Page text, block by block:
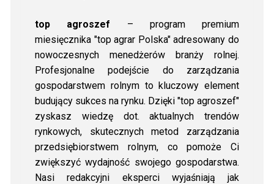
top agroszef – program premium
miesięcznika "top agrar Polska" adresowany do
nowoczesnych menedżerów branży rolnej.
Profesjonalne podejście do zarządzania
gospodarstwem rolnym to kluczowy element
budujący sukces na rynku. Dzięki "top agroszef"
zyskasz wiedzę dot. aktualnych trendów
rynkowych, skutecznych metod zarządzania
przedsiębiorstwem rolnym, co pomoże Ci
zwiększyć wydajność swojego gospodarstwa.
Nasi redakcyjni eksperci wyjaśniają jak